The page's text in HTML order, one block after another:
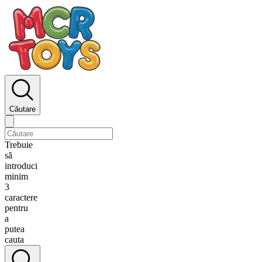
Căutare
Trebuie
să
introduci
minim
3
caractere
pentru
a
putea
cauta